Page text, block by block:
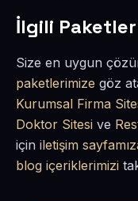
İlgili
Size en uygun
paketlerimize göz
Kurumsal Firma
Doktor Sitesi ve
için iletişim
blog içeriklerimizi